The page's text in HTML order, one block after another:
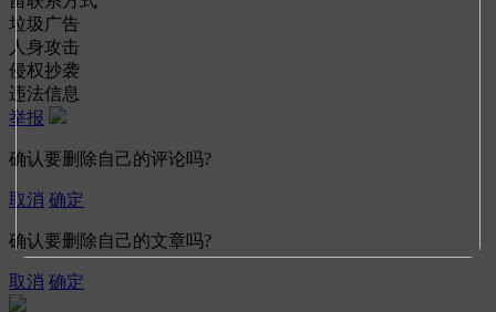
垃圾广告
人身攻击
侵权抄袭
违法信息
举报
确认要删除自己的评论吗?
取消 确定
确认要删除自己的文章吗?
取消 确定